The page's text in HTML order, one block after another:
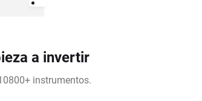
a invertir
instrumentos.